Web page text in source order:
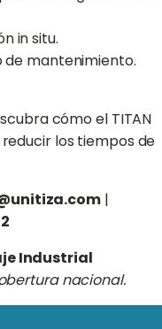
in situ.
de mantenimiento.
cómo el TITAN
los tiempos de
|
Industrial
nacional.